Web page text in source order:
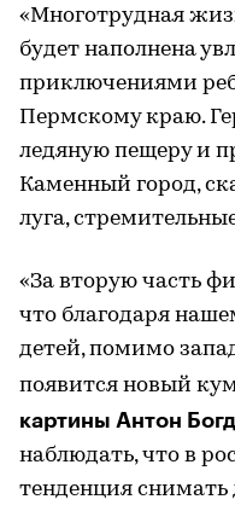
«Многотрудная
будет наполнена
приключениями
Пермскому краю.
ледяную пещеру и
Каменный город,
луга,
«За вторую часть
что благодаря
детей, помимо
появится новый
картины Антон
наблюдать, что в
тенденция